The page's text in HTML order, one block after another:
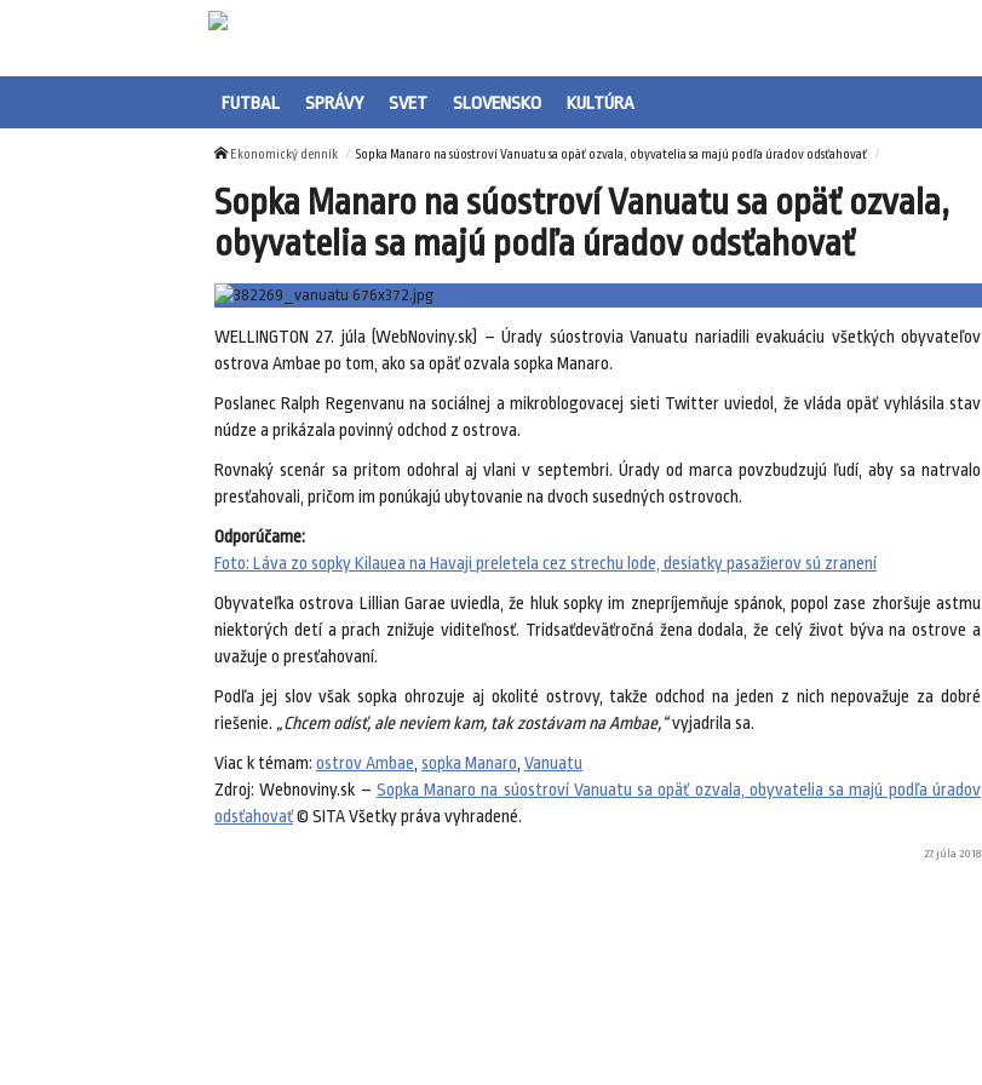
FUTBAL SPRÁVY SVET SLOVENSKO KULTÚRA
Ekonomický denník Sopka Manaro na súostroví Vanuatu sa opäť ozvala, obyvatelia sa majú podľa úradov odsťahovať
Sopka Manaro na súostroví Vanuatu sa opäť ozvala,
obyvatelia sa majú podľa úradov odsťahovať
WELLINGTON 27. júla (WebNoviny.sk) – Úrady súostrovia Vanuatu nariadili evakuáciu všetkých obyvateľov
ostrova Ambae po tom, ako sa opäť ozvala sopka Manaro.
Poslanec Ralph Regenvanu na sociálnej a mikroblogovacej sieti Twitter uviedol, že vláda opäť vyhlásila stav
núdze a prikázala povinný odchod z ostrova.
Rovnaký scenár sa pritom odohral aj vlani v septembri. Úrady od marca povzbudzujú ľudí, aby sa natrvalo
presťahovali, pričom im ponúkajú ubytovanie na dvoch susedných ostrovoch.
Odporúčame:
Foto: Láva zo sopky Kilauea na Havaji preletela cez strechu lode, desiatky pasažierov sú zranení
Obyvateľka ostrova Lillian Garae uviedla, že hluk sopky im znepríjemňuje spánok, popol zase zhoršuje astmu
niektorých detí a prach znižuje viditeľnosť. Tridsaťdeväťročná žena dodala, že celý život býva na ostrove a
uvažuje o presťahovaní.
Podľa jej slov však sopka ohrozuje aj okolité ostrovy, takže odchod na jeden z nich nepovažuje za dobré
riešenie. „Chcem odísť, ale neviem kam, tak zostávam na Ambae,“vyjadrila sa.
Viac k témam: ostrov Ambae, sopka Manaro, Vanuatu
Zdroj: Webnoviny.sk – Sopka Manaro na súostroví Vanuatu sa opäť ozvala, obyvatelia sa majú podľa úradov
odsťahovať© SITA Všetky práva vyhradené.
27. júla 2018